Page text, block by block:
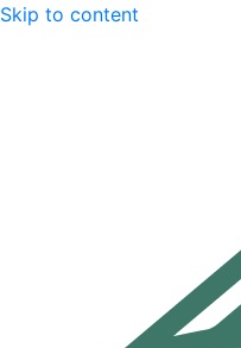
Skip to content